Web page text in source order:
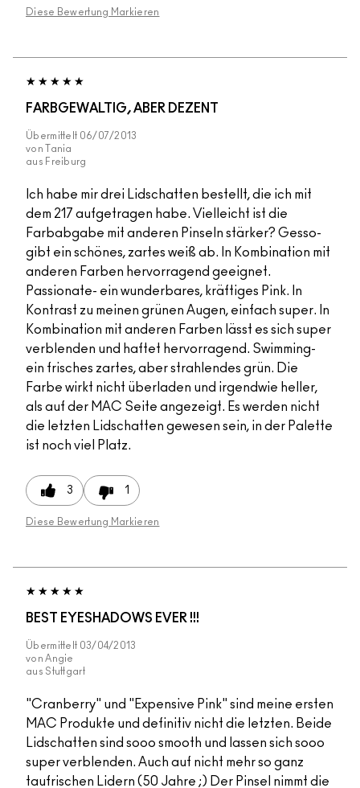
Diese Bewertung Markieren
FARBGEWALTIG, ABER DEZENT
Übermittelt 06/07/2013
von
Tania
aus Freiburg
Ich habe mir drei Lidschatten bestellt, die ich mit
dem 217 aufgetragen habe. Vielleicht ist die
Farbabgabe mit anderen Pinseln stärker? Gesso-
gibt ein schönes, zartes weiß ab. In Kombination mit
anderen Farben hervorragend geeignet.
Passionate- ein wunderbares, kräftiges Pink. In
Kontrast zu meinen grünen Augen, einfach super. In
Kombination mit anderen Farben lässt es sich super
verblenden und haftet hervorragend. Swimming-
ein frisches zartes, aber strahlendes grün. Die
Farbe wirkt nicht überladen und irgendwie heller,
als auf der MAC Seite angezeigt. Es werden nicht
die letzten Lidschatten gewesen sein, in der Palette
ist noch viel Platz.
3 1
Diese Bewertung Markieren
BEST EYESHADOWS EVER !!!
Übermittelt 03/04/2013
von Angie
aus Stuttgart
"Cranberry" und "Expensive Pink" sind meine ersten
MAC Produkte und definitiv nicht die letzten. Beide
Lidschatten sind sooo smooth und lassen sich sooo
super verblenden. Auch auf nicht mehr so ganz
taufrischen Lidern (50 Jahre ;) Der Pinsel nimmt die